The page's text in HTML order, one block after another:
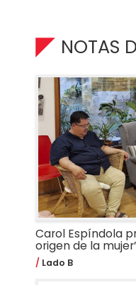
NOTAS
Carol Espíndola
origen de la
Lado B